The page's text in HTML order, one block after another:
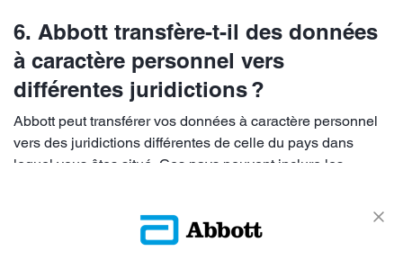
6. Abbott transfère-t-il des données
à caractère personnel vers
différentes juridictions ?
Abbott peut transférer vos données à caractère personnel
vers des juridictions différentes de celle du pays dans
lequel vous êtes situé. Ces pays peuvent inclure les
pays qui peuvent ne pas garantir un niveau de protection
des données à caractère personnel équivalent à celui en
vigueur dans votre pays de résidence.